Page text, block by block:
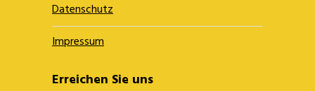
Datenschutz
Impressum
Erreichen Sie uns